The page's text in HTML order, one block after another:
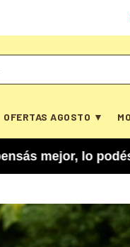
OFERTAS AGOSTO ▼
lo podés